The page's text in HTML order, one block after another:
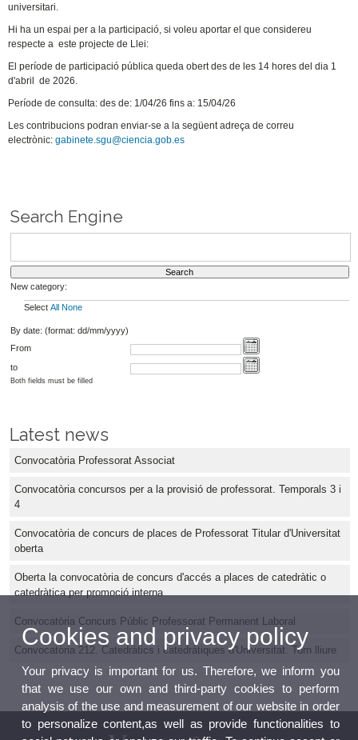
universitari.
Hi ha un espai per a la participació, si voleu aportar el que considereu
respecte a este projecte de Llei:
El període de participació pública queda obert des de les 14 hores del dia 1
d'abril de 2026.
Període de consulta: des de: 1/04/26 fins a: 15/04/26
Les contribucions podran enviar-se a la següent adreça de correu
electrònic:gabinete.sgu@ciencia.gob.es
Search Engine
New category:
Select All None
By date: (format: dd/mm/yyyy)
From
to
Both fields must be filled
Latest news
Convocatòria Professorat Associat
Convocatòria concursos per a la provisió de professorat. Temporals 3 i
4
Convocatòria de concurs de places de Professorat Titular d'Universitat
oberta
Oberta la convocatòria de concurs d'accés a places de catedràtic o
catedràtica per promoció interna
Convocatòria Concurs Públic Professorat Permanent Laboral
Convocatòria 212. Catedràtics i catedràtiques d'Universitat. Torn lliure
Cookies and privacy policy
Your privacy is important for us. Therefore, we inform you
that we use our own and third-party cookies to perform
analysis of the use and measurement of our website in order
to personalize content,as well as provide functionalities to